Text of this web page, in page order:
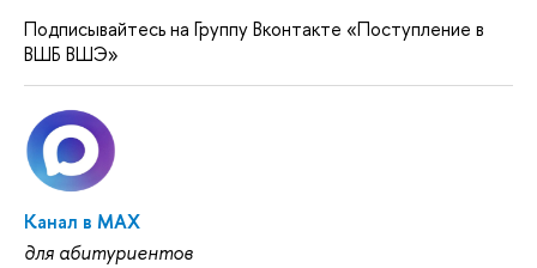
Подписывайтесь на Группу Вконтакте «Поступление в
ВШБ ВШЭ»
Канал в MAX
для абитуриентов